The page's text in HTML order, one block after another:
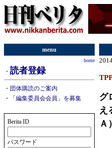
menu
home
・ 読者登録
・ 団体購読のご案内
・
「編集委員会会員」を募集
Berita ID
パスワード
グ
え